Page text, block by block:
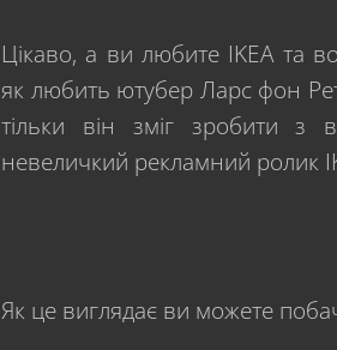
Цікаво, а ви любите IKEA та
як любить ютубер Ларс фон
тільки він зміг зробити з
невеличкий рекламний ролик
Як це виглядає ви можете